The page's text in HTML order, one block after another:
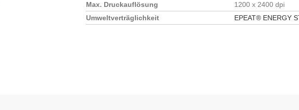
Kenntnis genommen und bin damit einverstanden, dass die von mir angegebenen Daten
Max. Druckauflösung
1200 x 2400 dpi
Umweltverträglichkeit
EPEAT® ENERGY